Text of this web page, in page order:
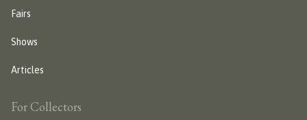
Fairs
Shows
Articles
For Collectors